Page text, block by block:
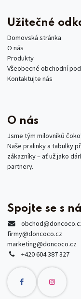
Užitečné
Domovská stránka
O nás
Produkty
Všeobecné obchodní
Kontaktujte nás
O nás
Jsme tým milovníků
Naše pralinky a tabulky
zákazníky – ať už jako
partnery.
Spojte se s
obchod
firmy@doncoco.cz
marketing@doncoco.cz
+420 604 387 327